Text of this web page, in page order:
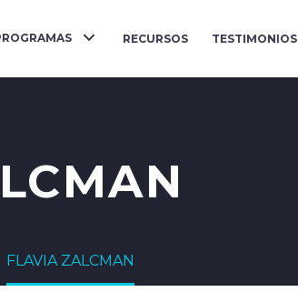
RECURSOS TESTIMONIOS
FLAVIA ZALCMAN